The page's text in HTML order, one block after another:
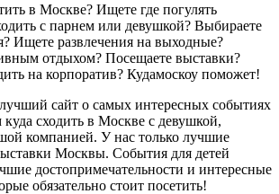
в Москве? Ищете где погулять
с парнем или девушкой? Выбираете
Ищете развлечения на выходные?
отдыхом? Посещаете выставки?
на корпоратив? Кудамоскоу поможет!
сайт о самых интересных событиях
сходить в Москве с девушкой,
компанией. У нас только лучшие
Москвы. События для детей
достопримечательности и интересные
обязательно стоит посетить!